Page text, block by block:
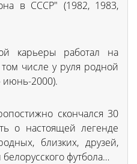
в СССР" (1982, 1983,
карьеры работал на
числе у руля родной
2000).
скончался 30
о настоящей легенде
близких, друзей,
футбола…